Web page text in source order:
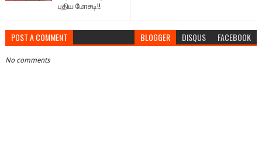
புதிய மோசடி!!
POST A COMMENT BLOGGER DISQUS FACEBOOK
No comments